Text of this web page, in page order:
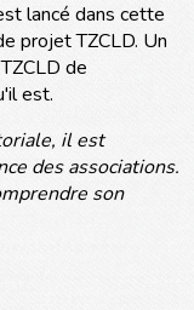
lancé dans cette
projet TZCLD. Un
de
est.
il est
des associations.
son